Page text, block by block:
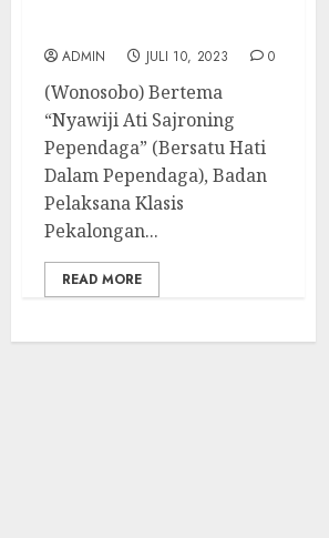
ADMIN JULI 10, 2023 0
(Wonosobo) Bertema
“Nyawiji Ati Sajroning
Pependaga” (Bersatu Hati
Dalam Pependaga), Badan
Pelaksana Klasis
Pekalongan...
READ MORE